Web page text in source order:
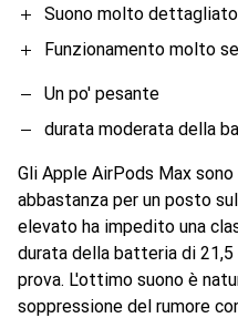
Suono molto
Funzionamento molto
Un po' pesante
durata moderata della
Gli Apple AirPods Max
abbastanza per un posto
elevato ha impedito una
durata della batteria di
prova. L'ottimo suono è
soppressione del rumore